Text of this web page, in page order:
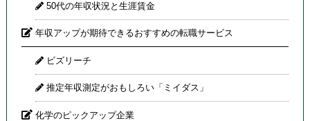
50代の年収状況と生涯賃金
年収アップが期待できるおすすめの転職サービス
ビズリーチ
推定年収測定がおもしろい「ミイダス」
化学のピックアップ企業